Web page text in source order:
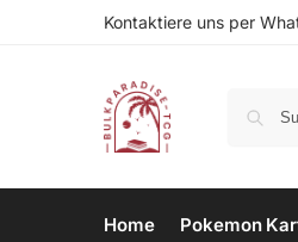
Kontaktiere uns per
Home Pokemon